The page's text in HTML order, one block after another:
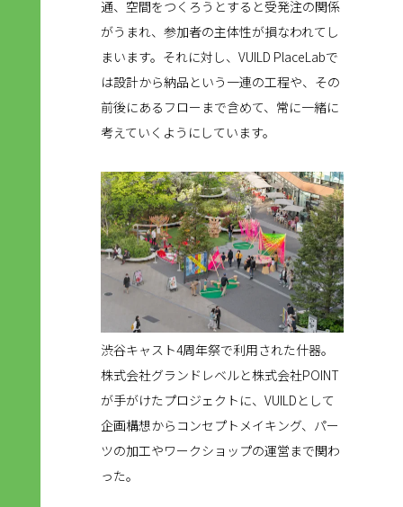
通、空間をつくろうとすると受発注の関係
がうまれ、参加者の主体性が損なわれてし
まいます。それに対し、VUILD PlaceLabで
は設計から納品という一連の工程や、その
前後にあるフローまで含めて、常に一緒に
考えていくようにしています。
渋谷キャスト4周年祭で利用された什器。
株式会社グランドレベルと株式会社POINT
が手がけたプロジェクトに、VUILDとして
企画構想からコンセプトメイキング、パー
ツの加工やワークショップの運営まで関わ
った。